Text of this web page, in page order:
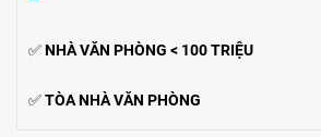
✅NHÀ VĂN PHÒNG < 100 TRIỆU
✅TÒA NHÀ VĂN PHÒNG